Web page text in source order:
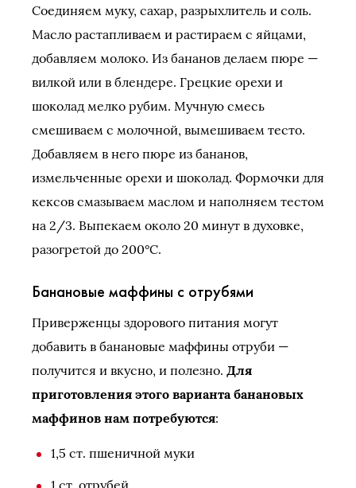
Соединяем муку, сахар, разрыхлитель и соль.
Масло растапливаем и растираем с яйцами,
добавляем молоко. Из бананов делаем пюре —
вилкой или в блендере. Грецкие орехи и
шоколад мелко рубим. Мучную смесь
смешиваем с молочной, вымешиваем тесто.
Добавляем в него пюре из бананов,
измельченные орехи и шоколад. Формочки для
кексов смазываем маслом и наполняем тестом
на 2/3. Выпекаем около 20 минут в духовке,
разогретой до 200°C.
Банановые маффины с отрубями
Приверженцы здорового питания могут
добавить в банановые маффины отруби —
получится и вкусно, и полезно. Для
приготовления этого варианта банановых
маффинов нам потребуются:
1,5 ст. пшеничной муки
1 ст. отрубей